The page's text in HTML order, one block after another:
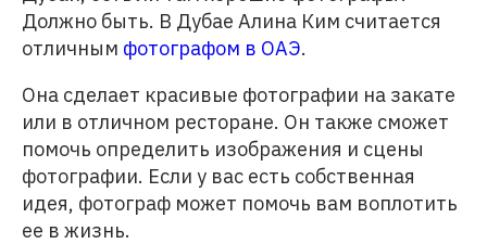
Должно быть. В Дубае Алина Ким считается
отличным фотографом в ОАЭ.
Она сделает красивые фотографии на закате
или в отличном ресторане. Он также сможет
помочь определить изображения и сцены
фотографии. Если у вас есть собственная
идея, фотограф может помочь вам воплотить
ее в жизнь.